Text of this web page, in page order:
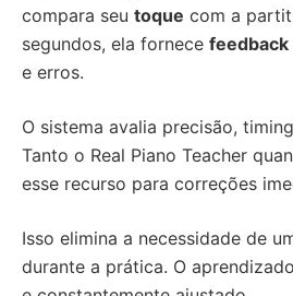
compara seu toque com a
segundos, ela fornece feedback
e erros.
O sistema avalia precisão,
Tanto o Real Piano Teacher
esse recurso para correções
Isso elimina a necessidade de
durante a prática. O